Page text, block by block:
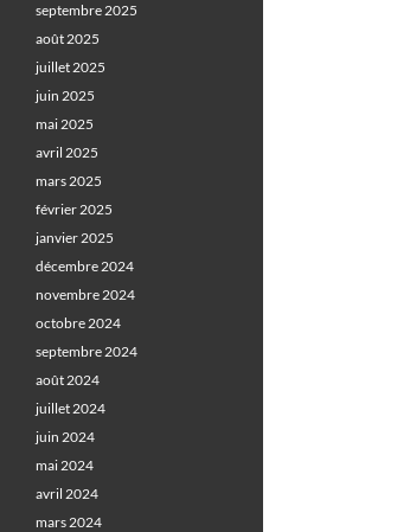
septembre 2025
août 2025
juillet 2025
juin 2025
mai 2025
avril 2025
mars 2025
février 2025
janvier 2025
décembre 2024
novembre 2024
octobre 2024
septembre 2024
août 2024
juillet 2024
juin 2024
mai 2024
avril 2024
mars 2024